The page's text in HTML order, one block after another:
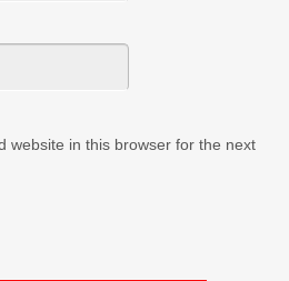
website in this browser for the next